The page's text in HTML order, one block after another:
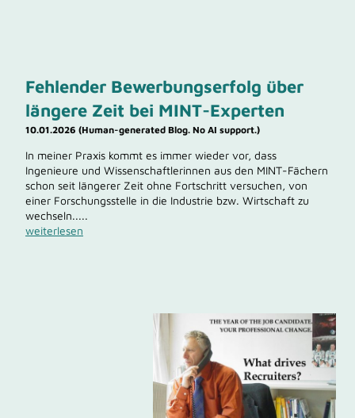
Fehlender Bewerbungserfolg über
längere Zeit bei MINT-Experten
10.01.2026 (Human-generated Blog. No AI support.)
In meiner Praxis kommt es immer wieder vor, dass
Ingenieure und Wissenschaftlerinnen aus den MINT-Fächern
schon seit längerer Zeit ohne Fortschritt versuchen, von
einer Forschungsstelle in die Industrie bzw. Wirtschaft zu
wechseln.....
weiterlesen